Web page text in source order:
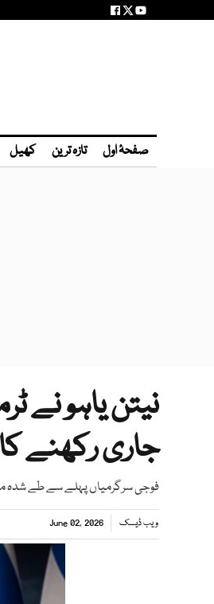
صفحۂ اول تازہ ترین کھیل
نیتن یاہو نے
جاری رکھنے
فوجی سرگرمیاں پہلے سے طے شدہ
ویب ڈیسک June 02, 2026